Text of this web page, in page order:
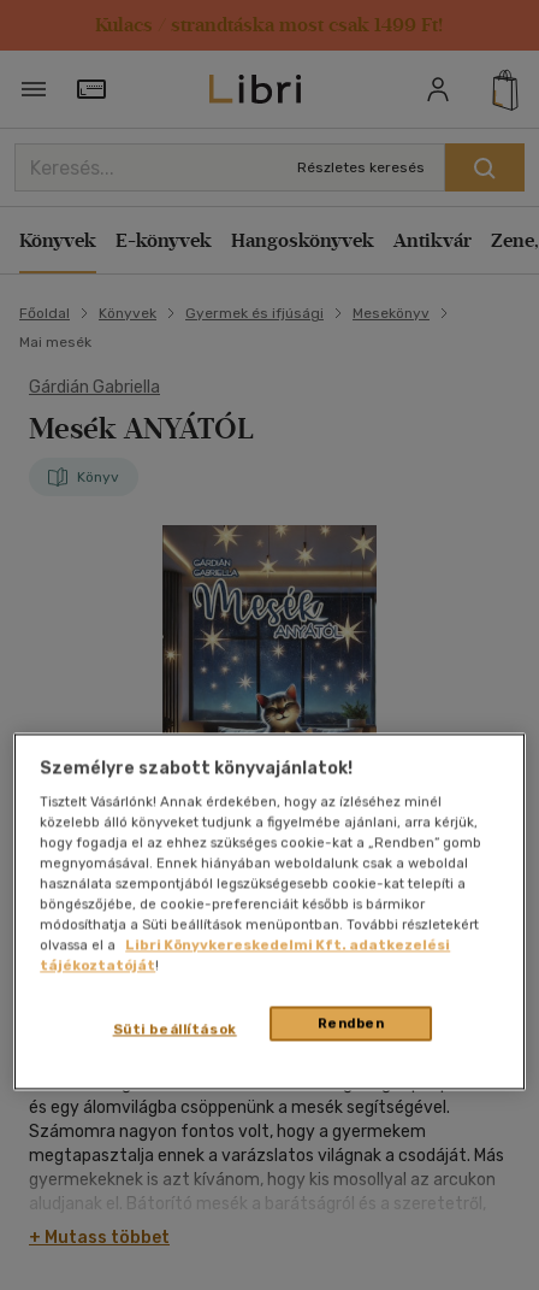
Kulacs / strandtáska most csak 1499 Ft!
Törzsvásárlói Kártya adatai
Részletes keresés
Könyvek E-könyvek Hangoskönyvek Antikvár
Főoldal Könyvek Gyermek és ifjúsági
Mesekönyv
Mai mesék
Gárdián Gabriella
Mesék ANYÁTÓL
Könyv
Kívánságlistához adom Megosztom
Publio Kiadó|2025|magyar nyelvű |keménytábla
Rohan a világ, de nálunk esténként mindig megáll pár percre,
és egy álomvilágba csöppenünk a mesék segítségével.
Számomra nagyon fontos volt, hogy a gyermekem
megtapasztalja ennek a varázslatos világnak a csodáját. Más
gyermekeknek is azt kívánom, hogy kis mosollyal az arcukon
aludjanak el. Bátorító mesék a barátságról és a szeretetről,
egy mesés gyermekkorért.
+ Mutass többet
Személyre szabott könyvajánlatok!
Tisztelt Vásárlónk! Annak érdekében, hogy az ízléséhez minél
közelebb álló könyveket tudjunk a figyelmébe ajánlani, arra kérjük,
hogy fogadja el az ehhez szükséges cookie-kat a „Rendben” gomb
megnyomásával. Ennek hiányában weboldalunk csak a weboldal
használata szempontjából legszükségesebb cookie-kat telepíti a
böngészőjébe, de cookie-preferenciáit később is bármikor
módosíthatja a Süti beállítások menüpontban. További részletekért
olvassa el a
Libri Könyvkereskedelmi Kft. adatkezelési
tájékoztatóját!
Rendben
Süti beállítások